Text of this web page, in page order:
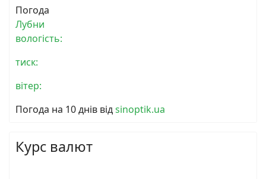
Погода
Лубни
вологість:
тиск:
вітер:
Погода на 10 днів відsinoptik.ua
Курс валют